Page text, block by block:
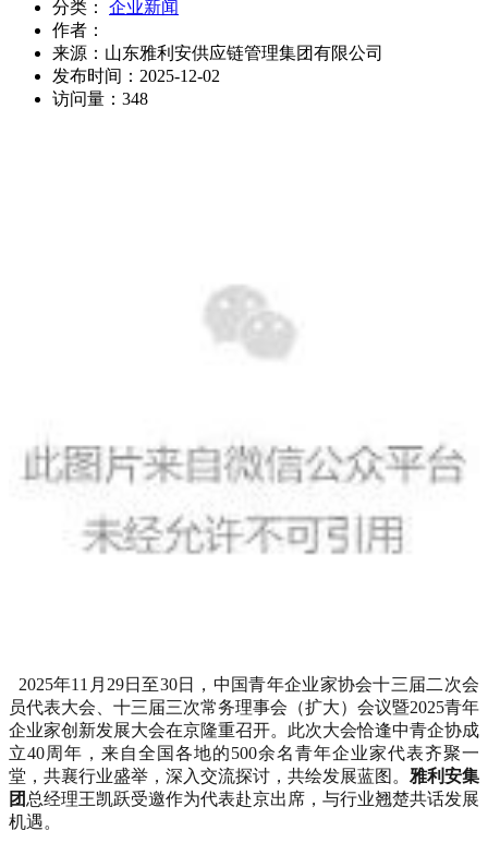
分类：
企业新闻
作者：
来源： 山东雅利安供应链管理集团有限公司
发布时间： 2025-12-02
访问量： 348
2025年11月29日至30日，中国青年企业家协会十三届二次会
员代表大会、十三届三次常务理事会（扩大）会议暨2025青年
企业家创新发展大会在京隆重召开。此次大会恰逢中青企协成
立40周年，来自全国各地的500余名青年企业家代表齐聚一
堂，共襄行业盛举，深入交流探讨，共绘发展蓝图。 雅利安集
团 总经理王凯跃受邀作为代表赴京出席，与行业翘楚共话发展
机遇。